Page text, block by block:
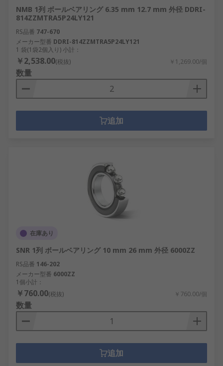
NMB 1列 ボールベアリング 6.35 mm 12.7 mm 外径 DDRI-
814ZZMTRA5P24LY121
RS品番 747-670
メーカー型番 DDRI-814ZZMTRA5P24LY121
1 袋(1袋2個入り) 小計：
￥2,538.00(税抜) ￥1,269.00/個
数量
追加
在庫あり
SNR 1列 ボールベアリング 10 mm 26 mm 外径 6000ZZ
RS品番 146-202
メーカー型番 6000ZZ
1個小計：
￥760.00(税抜) ￥760.00/個
数量
追加